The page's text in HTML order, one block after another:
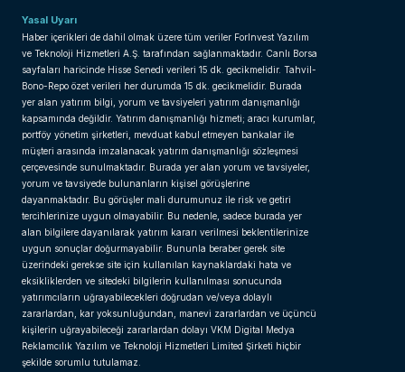
Yasal Uyarı
Haber içerikleri de dahil olmak üzere tüm veriler ForInvest Yazılım
ve Teknoloji Hizmetleri A.Ş. tarafından sağlanmaktadır. Canlı Borsa
sayfaları haricinde Hisse Senedi verileri 15 dk. gecikmelidir. Tahvil-
Bono-Repo özet verileri her durumda 15 dk. gecikmelidir. Burada
yer alan yatırım bilgi, yorum ve tavsiyeleri yatırım danışmanlığı
kapsamında değildir. Yatırım danışmanlığı hizmeti; aracı kurumlar,
portföy yönetim şirketleri, mevduat kabul etmeyen bankalar ile
müşteri arasında imzalanacak yatırım danışmanlığı sözleşmesi
çerçevesinde sunulmaktadır. Burada yer alan yorum ve tavsiyeler,
yorum ve tavsiyede bulunanların kişisel görüşlerine
dayanmaktadır. Bu görüşler mali durumunuz ile risk ve getiri
tercihlerinize uygun olmayabilir. Bu nedenle, sadece burada yer
alan bilgilere dayanılarak yatırım kararı verilmesi beklentilerinize
uygun sonuçlar doğurmayabilir. Bununla beraber gerek site
üzerindeki gerekse site için kullanılan kaynaklardaki hata ve
eksikliklerden ve sitedeki bilgilerin kullanılması sonucunda
yatırımcıların uğrayabilecekleri doğrudan ve/veya dolaylı
zararlardan, kar yoksunluğundan, manevi zararlardan ve üçüncü
kişilerin uğrayabileceği zararlardan dolayı VKM Digital Medya
Reklamcılık Yazılım ve Teknoloji Hizmetleri Limited Şirketi hiçbir
şekilde sorumlu tutulamaz.